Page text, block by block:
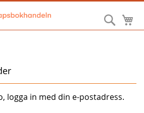
Sök
logga in med din e-postadress.